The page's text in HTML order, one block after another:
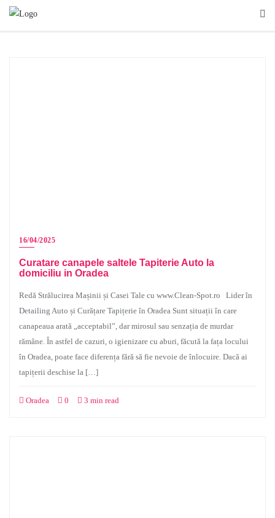
16/04/2025
Curatare canapele saltele Tapiterie Auto la
domiciliu in Oradea
Redă Strălucirea Mașinii și Casei Tale cu www.Clean-Spot.ro Lider în
Detailing Auto și Curățare Tapițerie în Oradea Sunt situații în care
canapeaua arată „acceptabil”, dar mirosul sau senzația de murdar
rămâne. În astfel de cazuri, o igienizare cu aburi, făcută la fața locului
în Oradea, poate face diferența fără să fie nevoie de înlocuire. Dacă ai
tapițerii deschise la […]
Oradea 0 3 min read